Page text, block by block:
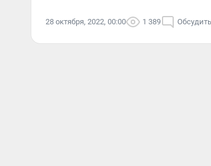
28 октября, 2022, 00:00 1 389 Обсудить